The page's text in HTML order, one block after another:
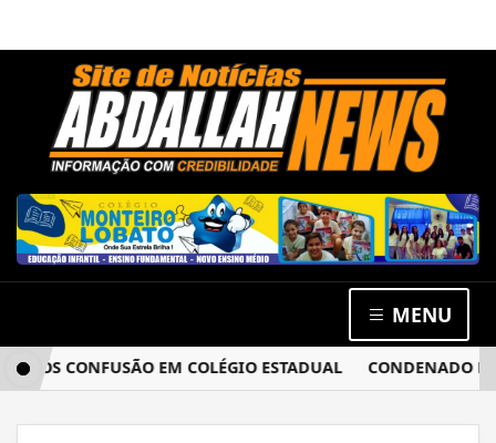
MENU
CONFUSÃO EM COLÉGIO ESTADUAL CONDENADO POR